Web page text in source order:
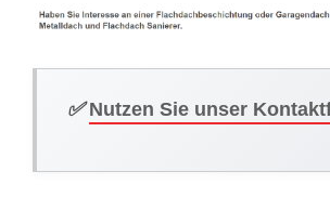
✅Nutzen Sie unser